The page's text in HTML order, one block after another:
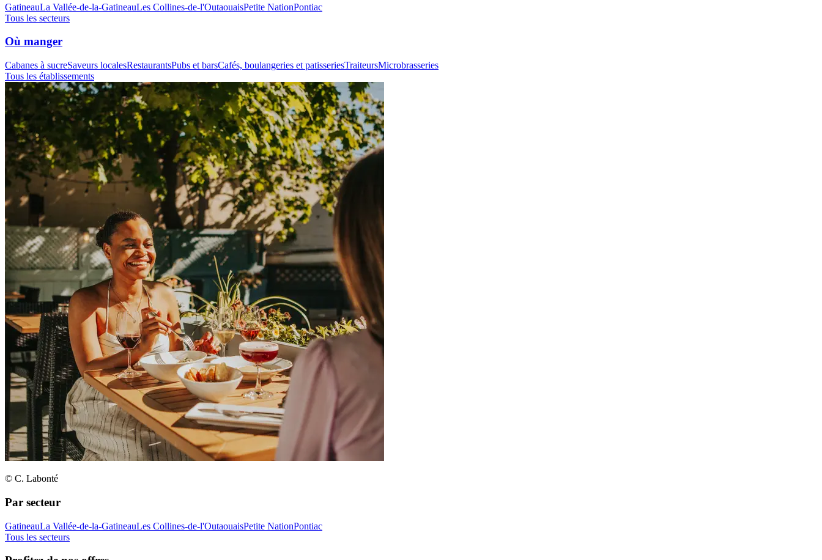
GatineauLa Vallée-de-la-GatineauLes Collines-de-l'OutaouaisPetite NationPontiac
Tous les secteurs
Où manger
Cabanes à sucreSaveurs localesRestaurantsPubs et barsCafés, boulangeries et patisseriesTraiteursMicrobrasseries
Tous les établissements
© C. Labonté
Par secteur
GatineauLa Vallée-de-la-GatineauLes Collines-de-l'OutaouaisPetite NationPontiac
Tous les secteurs